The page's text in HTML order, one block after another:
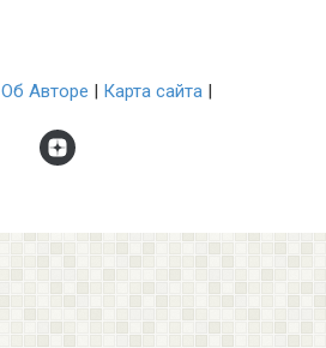
Об Авторе | Карта сайта |